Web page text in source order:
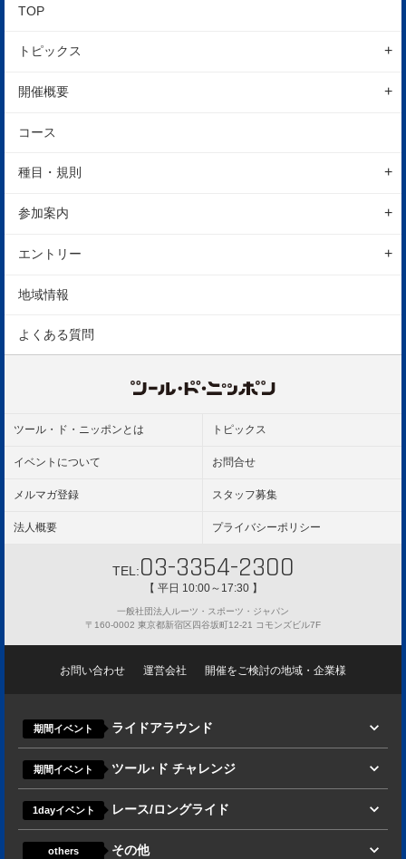
TOP
トピックス
地域情報
開催概要
イベントの特徴
会場
アクセス
コース
種目・規則
エンデューロ
参加案内
参加前のご案内
エントリー
エントリーの方法
地域情報
よくある質問
ツール・ド・ニッポンとは トピックス
イベントについて お問合せ
メルマガ登録 スタッフ募集
法人概要 プライバシーポリシー
TEL:03-3354-2300
【 平日 10:00～17:30 】
一般社団法人ルーツ・スポーツ・ジャパン
〒160-0002 東京都新宿区四谷坂町12-21 コモンズビル7F
お問い合わせ 運営会社 開催をご検討の地域・企業様
期間イベント ライドアラウンド
期間イベント ツール･ド チャレンジ
1dayイベント レース/ロングライド
others その他